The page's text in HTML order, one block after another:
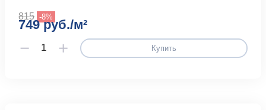
815 -8%
749 руб./м²
Купить